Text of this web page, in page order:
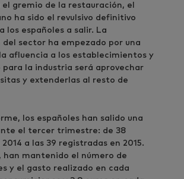
gremio de la restauración, el
ha sido el revulsivo definitivo
los españoles a salir. La
del sector ha empezado por una
afluencia a los establecimientos y
la industria será aprovechar
y extenderlas al resto de
los españoles han salido una
el tercer trimestre: de 38
a las 39 registradas en 2015.
han mantenido el número de
y el gasto realizado en cada